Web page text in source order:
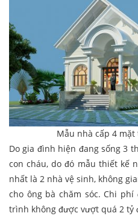
Mẫu nhà cấp 4
Do gia đình hiện đang sống 3
con cháu, do đó mẫu thiết kế
nhất là 2 nhà vệ sinh, không
cho ông bà chăm sóc. Chi
trình không được vượt quá 2 tỷ